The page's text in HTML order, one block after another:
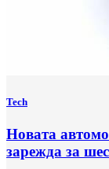
Tech
Новата
зарежда за